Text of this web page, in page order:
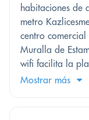
habitaciones de
metro
centro
Muralla de
wifi facilita la
Mostrar más